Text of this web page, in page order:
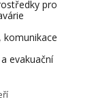
pro
komunikace
evakuační